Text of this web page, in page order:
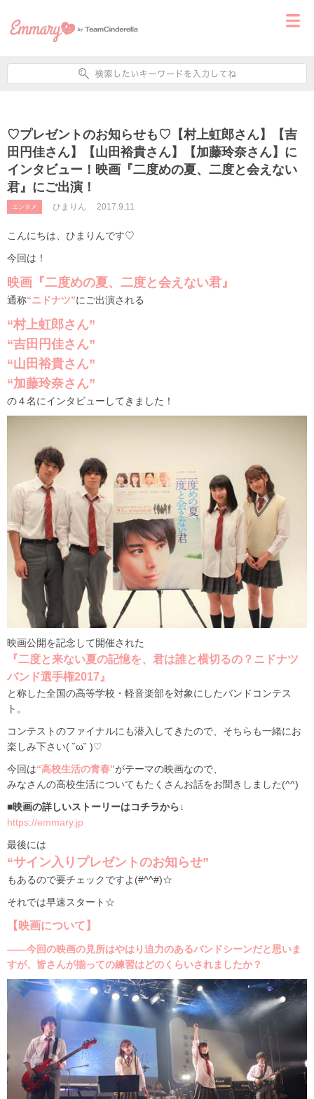
♡プレゼントのお知らせも♡【村上虹郎さん】【吉
田円佳さん】【山田裕貴さん】【加藤玲奈さん】に
インタビュー！映画『二度めの夏、二度と会えない
君』にご出演！
エンタメ ひまりん 2017.9.11
こんにちは、ひまりんです♡
今回は！
映画『二度めの夏、二度と会えない君』
通称“ニドナツ”にご出演される
“村上虹郎さん”
“吉田円佳さん”
“山田裕貴さん”
“加藤玲奈さん”
の４名にインタビューしてきました！
映画公開を記念して開催された
『二度と来ない夏の記憶を、君は誰と横切るの？ニドナツ
バンド選手権2017』
と称した全国の高等学校・軽音楽部を対象にしたバンドコンテス
ト。
コンテストのファイナルにも潜入してきたので、そちらも一緒にお
楽しみ下さい( ˘ω˘ )♡
今回は“高校生活の青春”がテーマの映画なので、
みなさんの高校生活についてもたくさんお話をお聞きしました(^^)
■映画の詳しいストーリーはコチラから↓
https://emmary.jp
最後には
“サイン入りプレゼントのお知らせ”
もあるので要チェックですよ(#^^#)☆
それでは早速スタート☆
【映画について】
――今回の映画の見所はやはり迫力のあるバンドシーンだと思いま
すが、皆さんが揃っての練習はどのくらいされましたか？